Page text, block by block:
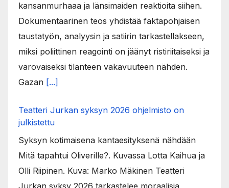
kansanmurhaaa ja länsimaiden reaktioita siihen.
Dokumentaarinen teos yhdistää faktapohjaisen
taustatyön, analyysin ja satiirin tarkastellakseen,
miksi poliittinen reagointi on jäänyt ristiriitaiseksi ja
varovaiseksi tilanteen vakavuuteen nähden.
Gazan [...]
Teatteri Jurkan syksyn 2026 ohjelmisto on
julkistettu
Syksyn kotimaisena kantaesityksenä nähdään
Mitä tapahtui Oliverille?. Kuvassa Lotta Kaihua ja
Olli Riipinen. Kuva: Marko Mäkinen Teatteri